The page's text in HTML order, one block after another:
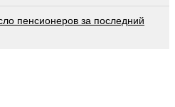
пенсионеров за последний